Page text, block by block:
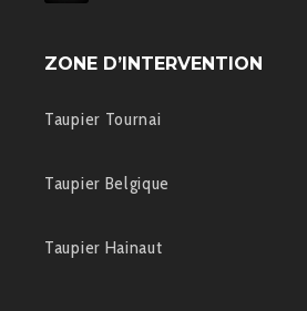
ZONE D’INTERVENTION
Taupier Tournai
Taupier Belgique
Taupier Hainaut